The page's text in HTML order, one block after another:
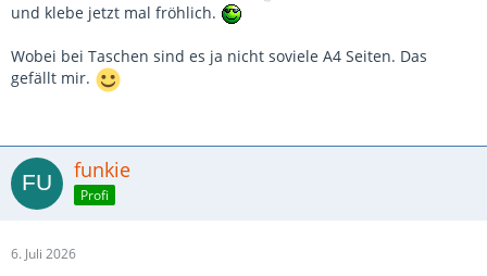
und klebe jetzt mal fröhlich.
Wobei bei Taschen sind es ja nicht soviele A4 Seiten. Das
gefällt mir.
funkie
Profi
6. Juli 2026